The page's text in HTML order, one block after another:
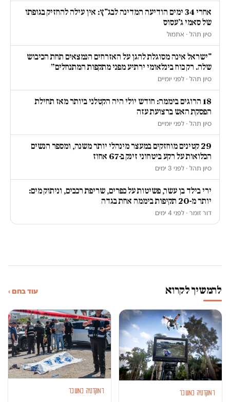
אחרי 34 ימים הודיעה המדינה לבג"ץ: אין עילה להחזיק בגופתו
של סאמי ג'עסוס
סיון תהל · אתמול
"ישראל אינה מסוגלת להגן על האזרחים הנמצאים תחת הכיבוש
שלה. רק כוח בינלאומי ירתיע מפני מתקפות המתנחלים״
סיון תהל · לפני יומיים
18 הרוגים ביממה: חודש יולי היה הקטלני ביותר מאז תחילת
הפסקת האש ברצועת עזה
סיון תהל · לפני יומיים
29 קטינים מוחזקים במעצר מינהלי יותר משנה, ומספר הנשים
הכלואות על רקע ביטחוני זינק ב-67 אחוז
סיון תהל · לפני 3 ימים
ירי בילד בן עשר, פשיטות על כפרים, שריפת רכבים, וניתוק מים:
יותר מ-20 תקיפות ביממה אחת בגדה
דור זומר · לפני 4 ימים
להמשיך לקרוא עוד בחם ›
דמוקרטיה במשבר דמוקרטיה במשבר